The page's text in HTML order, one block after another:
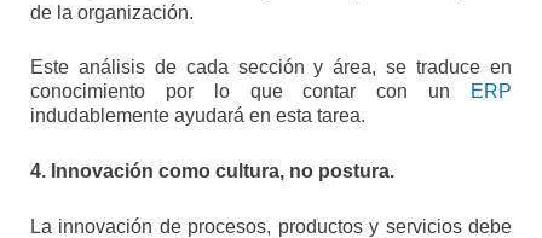
de la organización.
Este análisis de cada sección y área, se traduce en
conocimiento por lo que contar con un ERP
indudablemente ayudará en esta tarea.
4. Innovación como cultura, no postura.
La innovación de procesos, productos y servicios debe